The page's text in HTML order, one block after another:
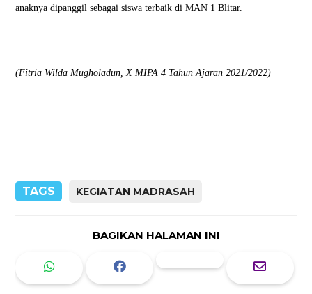
anaknya dipanggil sebagai siswa terbaik di MAN 1 Blitar.
(Fitria Wilda Mugholadun, X MIPA 4 Tahun Ajaran 2021/2022)
TAGS KEGIATAN MADRASAH
BAGIKAN HALAMAN INI